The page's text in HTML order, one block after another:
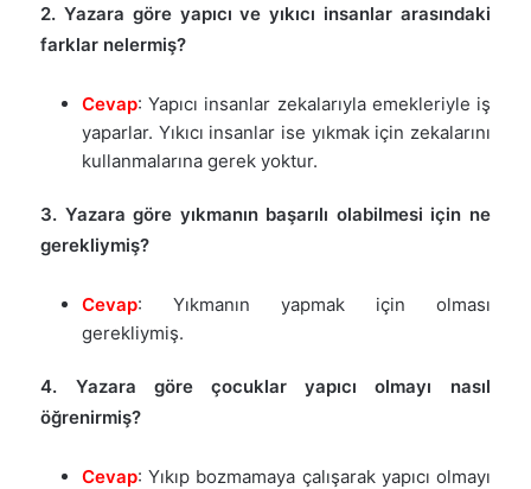
2. Yazara göre yapıcı ve yıkıcı insanlar arasındaki
farklar nelermiş?
Cevap: Yapıcı insanlar zekalarıyla emekleriyle iş
yaparlar. Yıkıcı insanlar ise yıkmak için zekalarını
kullanmalarına gerek yoktur.
3. Yazara göre yıkmanın başarılı olabilmesi için ne
gerekliymiş?
Cevap: Yıkmanın yapmak için olması
gerekliymiş.
4. Yazara göre çocuklar yapıcı olmayı nasıl
öğrenirmiş?
Cevap: Yıkıp bozmamaya çalışarak yapıcı olmayı